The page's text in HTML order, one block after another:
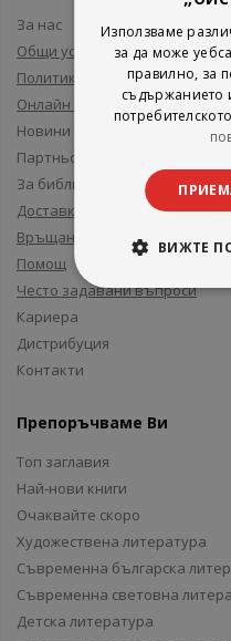
За нас
Общи условия
Политика за поверителност
Онлайн решаване на спорове
Новини и събития
Партньори и приятели
За библиотеки
Доставка
Връщане
Помощ
Често задавани въпроси
Кариера
Дистрибуция
Контакти
Препоръчваме Ви
Топ заглавия
Най-нови книги
Очаквайте скоро
Художествена литература
Съвременна българска
Съвременна световна
Детска литература
Използваме
за да може
правилно, за
съдържанието
ВИЖТЕ